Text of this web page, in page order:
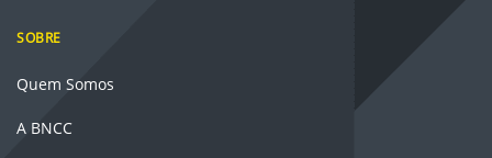
SOBRE
Quem Somos
A BNCC